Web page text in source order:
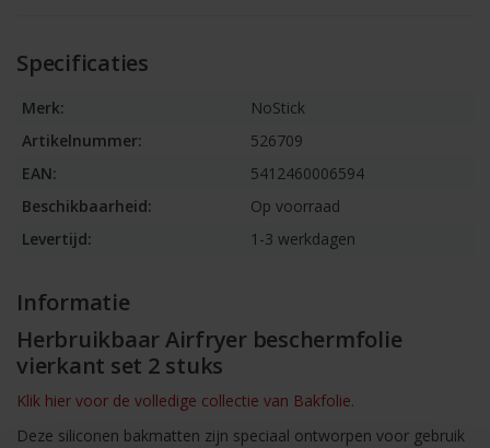
Specificaties
Merk:
NoStick
Artikelnummer:
526709
EAN:
5412460006594
Beschikbaarheid:
Op voorraad
Levertijd:
1-3 werkdagen
Informatie
Herbruikbaar Airfryer beschermfolie
vierkant set 2 stuks
Klik hier voor de volledige collectie van Bakfolie.
Deze siliconen bakmatten zijn speciaal ontworpen voor gebruik